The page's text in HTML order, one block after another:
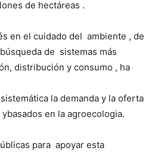
de hectáreas .
en el cuidado del ambiente , de
de sistemas más
distribución y consumo , ha
la demanda y la oferta
ybasados en la agroecologia.
para apoyar esta